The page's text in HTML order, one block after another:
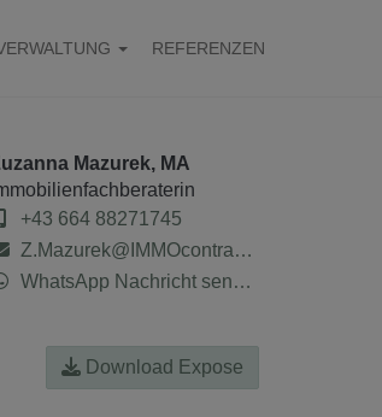
REFERENZEN
Mazurek, MA
+43 664 88271745
Z.Mazurek@IMMOcontract.at
WhatsApp Nachricht senden
Download Expose